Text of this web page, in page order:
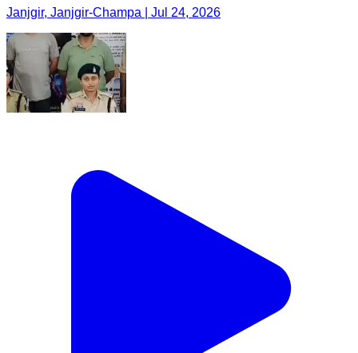
Janjgir, Janjgir-Champa | Jul 24, 2026